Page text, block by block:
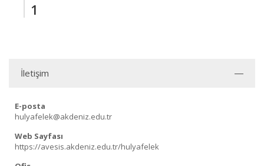
1
İletişim
E-posta
hulyafelek@akdeniz.edu.tr
Web Sayfası
https://avesis.akdeniz.edu.tr/hulyafelek